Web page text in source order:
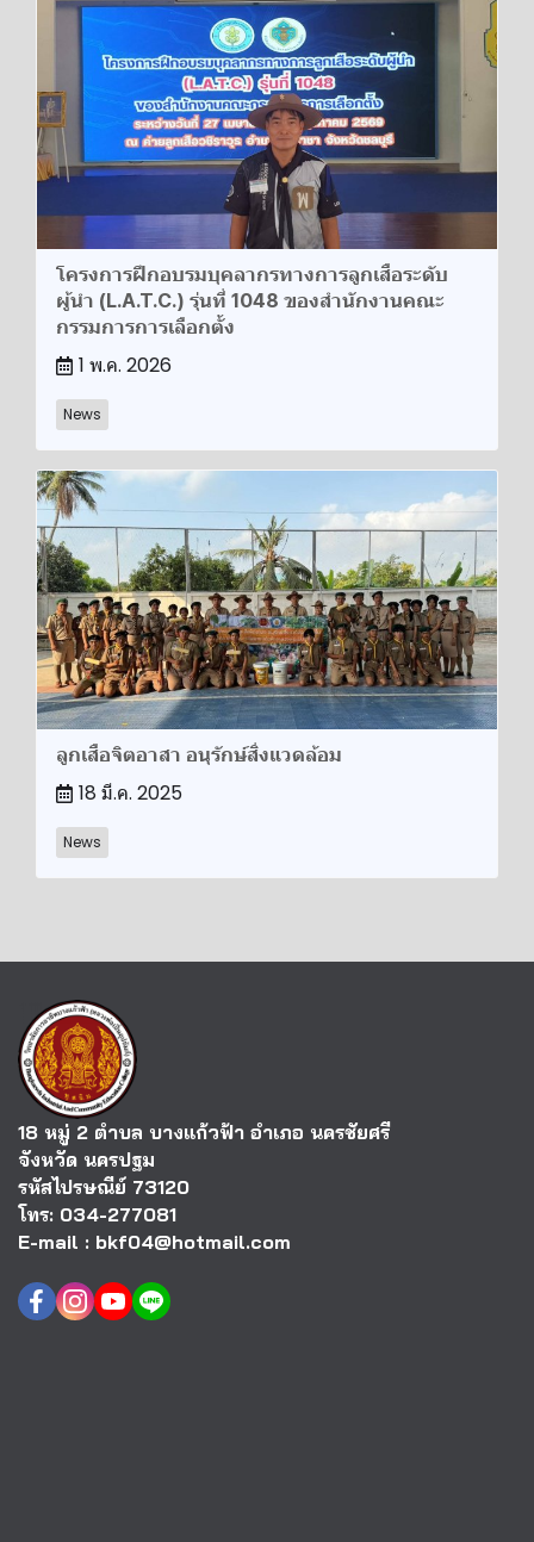
โครงการ​ฝึกอบรม​บุคลากรทางการลูกเสือระดับ
ผู้นำ​ (L.A.T.C.) รุ่นที่ 1048​ ของสำนักงานคณะ
กรรมการการเลือกตั้ง​
1 พ.ค. 2026
News
ลูกเสือจิตอาสา อนุรักษ์สิ่งแวดล้อม
18 มี.ค. 2025
News
18 หมู่ 2 ตำบล บางแก้วฟ้า อำเภอ นครชัยศรี
จังหวัด นครปฐม
รหัสไปรษณีย์ 73120
โทร: 034-277081
E-mail : bkf04@hotmail.com